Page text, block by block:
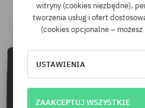
witryny (cookies niezbędne),
tworzenia usług i ofert
(cookies opcjonalne –
USTAWIENIA
ZAAKCEPTUJ WSZYSTKIE